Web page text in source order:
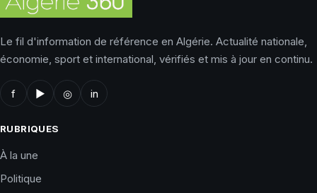
Le fil d'information de référence en Algérie. Actualité nationale,
économie, sport et international, vérifiés et mis à jour en continu.
f ▶ ◎ in
RUBRIQUES
À la une
Politique